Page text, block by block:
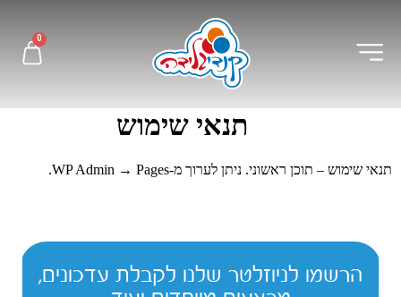
0
תנאי שימוש
תנאי שימוש – תוכן ראשוני. ניתן לערוך מ-WP Admin → Pages.
הרשמו לניוזלטר שלנו לקבלת עדכונים,